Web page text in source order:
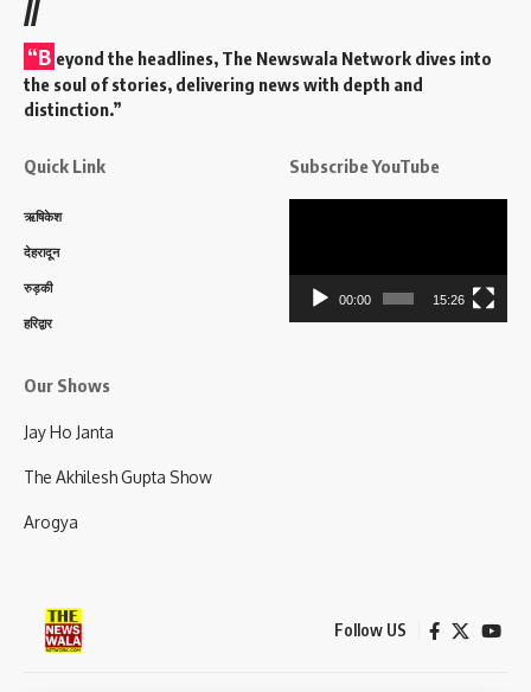
//
“B eyond the headlines, The Newswala Network dives into
the soul of stories, delivering news with depth and
distinction.”
Quick Link
ऋषिकेश
देहरादून
रुड़की
हरिद्वार
Subscribe YouTube
00:00 15:26
Our Shows
Jay Ho Janta
The Akhilesh Gupta Show
Arogya
Follow US